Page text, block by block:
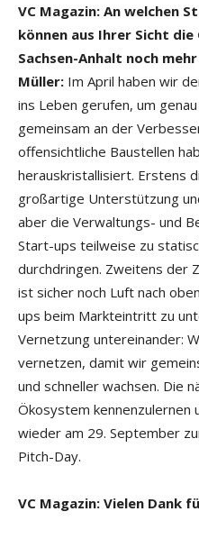
VC Magazin: An welchen
können aus Ihrer Sicht
Sachsen-Anhalt noch
Müller: Im April haben wir
ins Leben gerufen, um
gemeinsam an der
offensichtliche Baustellen
herauskristallisiert. Erstens
großartige Unterstützung
aber die Verwaltungs- und
Start-ups teilweise zu
durchdringen. Zweitens der
ist sicher noch Luft nach
ups beim Markteintritt zu
Vernetzung untereinander:
vernetzen, damit wir
und schneller wachsen. Die
Ökosystem kennenzulernen
wieder am 29. September
Pitch-Day.
VC Magazin: Vielen Dank